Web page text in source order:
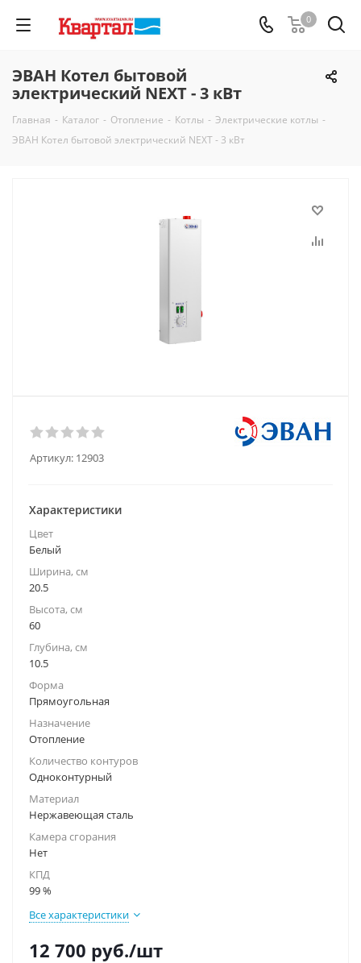
0
ЭВАН Котел бытовой
электрический NEXT - 3 кВт
Главная - Каталог - Отопление - Котлы - Электрические котлы -
ЭВАН Котел бытовой электрический NEXT - 3 кВт
Артикул: 12903
Характеристики
Цвет
Белый
Ширина, см
20.5
Высота, см
60
Глубина, см
10.5
Форма
Прямоугольная
Назначение
Отопление
Количество контуров
Одноконтурный
Материал
Нержавеющая сталь
Камера сгорания
Нет
КПД
99 %
Все характеристики
12 700 руб./шт